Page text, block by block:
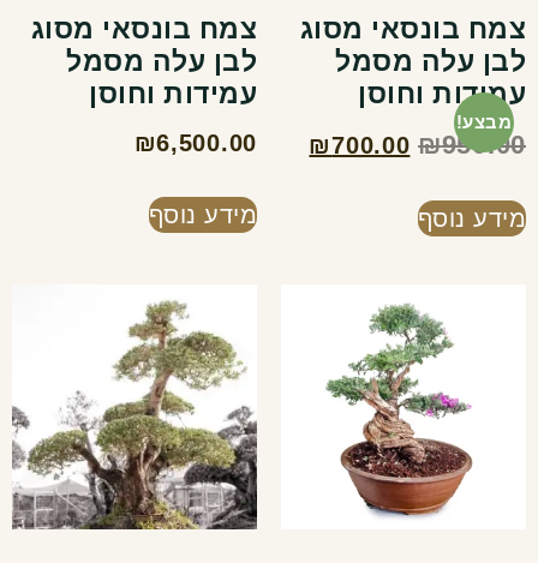
מבצע!
צמח בונסאי מסוג
לבן עלה מסמל
עמידות וחוסן
₪950.00
₪700.00
מידע נוסף
צמח בונסאי מסוג
לבן עלה מסמל
עמידות וחוסן
₪6,500.00
מידע נוסף